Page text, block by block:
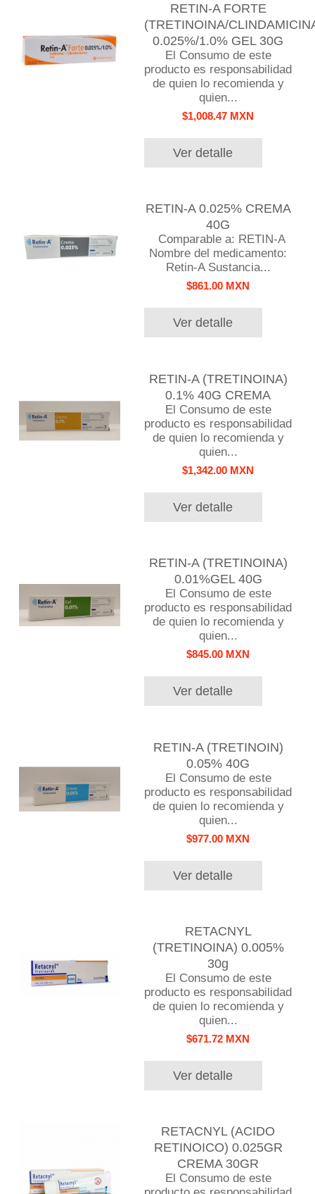
RETIN-A FORTE
(TRETINOINA/
0.025%/1.0% GEL 30G
El Consumo de este
producto es responsabilidad
de quien lo recomienda y
quien...
$1,008.47 MXN
Ver detalle
RETIN-A 0.025% CREMA
40G
Comparable a: RETIN-A
Nombre del medicamento:
Retin-A Sustancia...
$861.00 MXN
Ver detalle
RETIN-A (TRETINOINA)
0.1% 40G CREMA
El Consumo de este
producto es responsabilidad
de quien lo recomienda y
quien...
$1,342.00 MXN
Ver detalle
RETIN-A (TRETINOINA)
0.01%GEL 40G
El Consumo de este
producto es responsabilidad
de quien lo recomienda y
quien...
$845.00 MXN
Ver detalle
RETIN-A (TRETINOIN)
0.05% 40G
El Consumo de este
producto es responsabilidad
de quien lo recomienda y
quien...
$977.00 MXN
Ver detalle
RETACNYL
(TRETINOINA) 0.005%
30g
El Consumo de este
producto es responsabilidad
de quien lo recomienda y
quien...
$671.72 MXN
Ver detalle
RETACNYL (ACIDO
RETINOICO) 0.025GR
CREMA 30GR
El Consumo de este